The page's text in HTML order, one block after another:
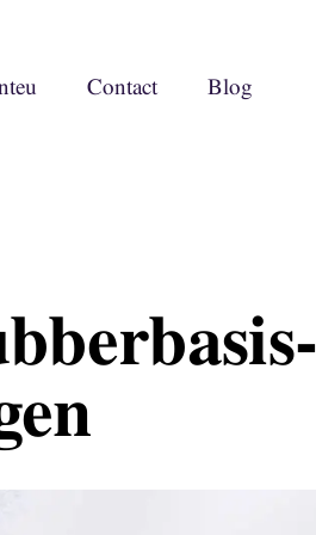
Contact Blog